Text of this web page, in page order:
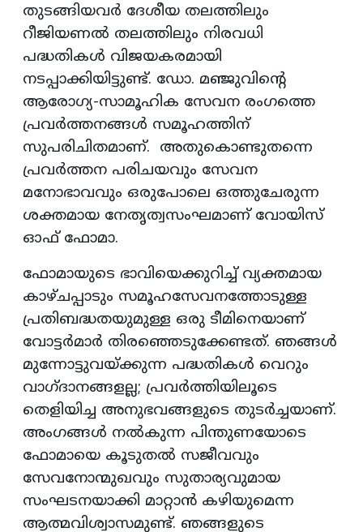
തുടങ്ങിയവർ ദേശീയ തലത്തിലും
റീജിയണൽ തലത്തിലും നിരവധി
പദ്ധതികൾ വിജയകരമായി
നടപ്പാക്കിയിട്ടുണ്ട്. ഡോ. മഞ്ജുവിന്റെ
ആരോഗ്യ-സാമൂഹിക സേവന രംഗത്തെ
പ്രവർത്തനങ്ങൾ സമൂഹത്തിന്
സുപരിചിതമാണ്. അതുകൊണ്ടുതന്നെ
പ്രവർത്തന പരിചയവും സേവന
മനോഭാവവും ഒരുപോലെ ഒത്തുചേരുന്ന
ശക്തമായ നേതൃത്വസംഘമാണ് വോയിസ്
ഓഫ് ഫോമാ.
ഫോമായുടെ ഭാവിയെക്കുറിച്ച് വ്യക്തമായ
കാഴ്ചപ്പാടും സമൂഹസേവനത്തോടുള്ള
പ്രതിബദ്ധതയുമുള്ള ഒരു ടീമിനെയാണ്
വോട്ടർമാർ തിരഞ്ഞെടുക്കേണ്ടത്. ഞങ്ങൾ
മുന്നോട്ടുവയ്ക്കുന്ന പദ്ധതികൾ വെറും
വാഗ്ദാനങ്ങളല്ല; പ്രവർത്തിയിലൂടെ
തെളിയിച്ച അനുഭവങ്ങളുടെ തുടർച്ചയാണ്.
അംഗങ്ങൾ നൽകുന്ന പിന്തുണയോടെ
ഫോമായെ കൂടുതൽ സജീവവും
സേവനോന്മുഖവും സുതാര്യവുമായ
സംഘടനയാക്കി മാറ്റാൻ കഴിയുമെന്ന
ആത്മവിശ്വാസമുണ്ട്. ഞങ്ങളുടെ